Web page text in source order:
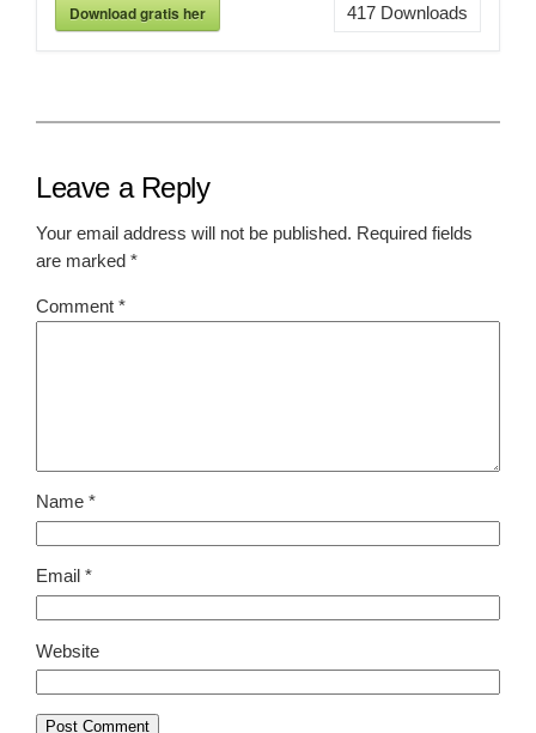
Download gratis her 417Downloads
Leave a Reply
Your email address will not be published. Required fields
are marked*
Comment*
Name*
Email*
Website